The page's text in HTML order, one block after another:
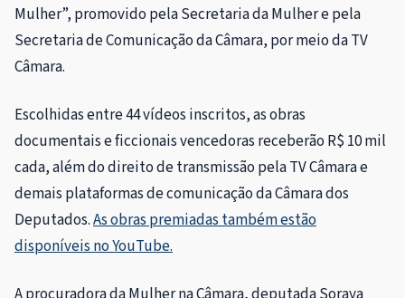
Mulher”, promovido pela Secretaria da Mulher e pela
Secretaria de Comunicação da Câmara, por meio da TV
Câmara.
Escolhidas entre 44 vídeos inscritos, as obras
documentais e ficcionais vencedoras receberão R$ 10 mil
cada, além do direito de transmissão pela TV Câmara e
demais plataformas de comunicação da Câmara dos
Deputados.As obras premiadas também estão
disponíveis no YouTube.